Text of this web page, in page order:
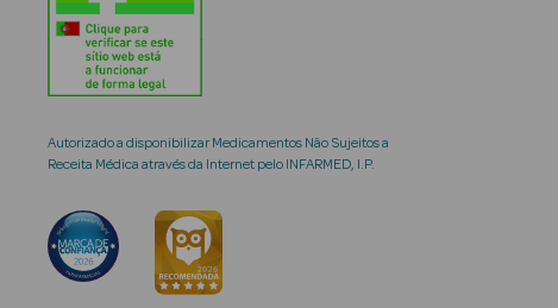
Autorizado a disponibilizar Medicamentos Não Sujeitos a
Receita Médica através da Internet pelo INFARMED, I.P.